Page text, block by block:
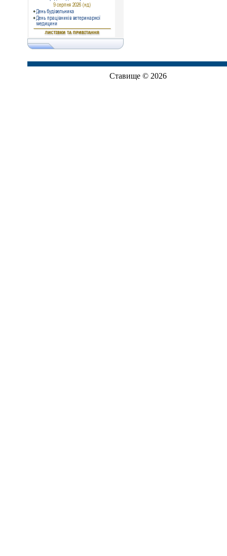
Ставище © 2026